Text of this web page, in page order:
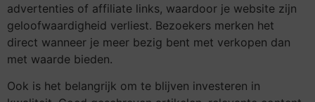
advertenties of affiliate links, waardoor je website zijn
geloofwaardigheid verliest. Bezoekers merken het
direct wanneer je meer bezig bent met verkopen dan
met waarde bieden.
Ook is het belangrijk om te blijven investeren in